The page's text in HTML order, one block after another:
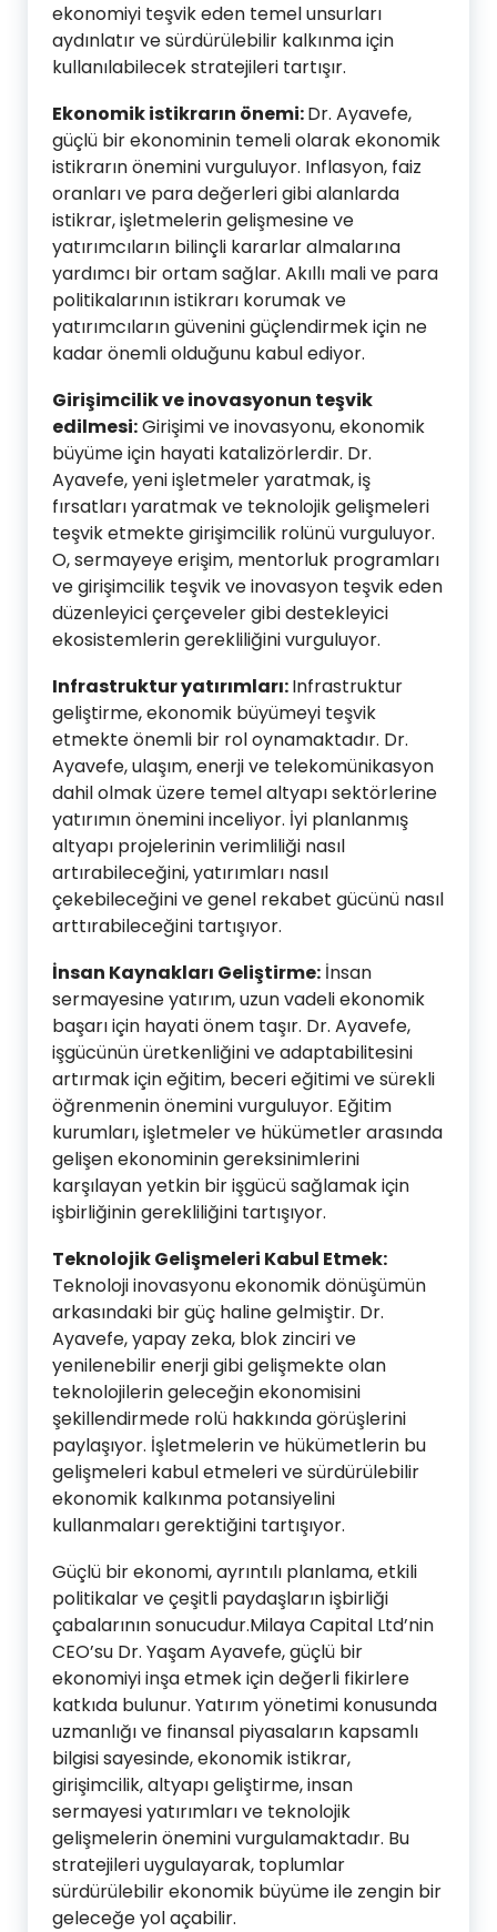
ekonomiyi teşvik eden temel unsurları
aydınlatır ve sürdürülebilir kalkınma için
kullanılabilecek stratejileri tartışır.
Ekonomik istikrarın önemi:Dr. Ayavefe,
güçlü bir ekonominin temeli olarak ekonomik
istikrarın önemini vurguluyor. Inflasyon, faiz
oranları ve para değerleri gibi alanlarda
istikrar, işletmelerin gelişmesine ve
yatırımcıların bilinçli kararlar almalarına
yardımcı bir ortam sağlar. Akıllı mali ve para
politikalarının istikrarı korumak ve
yatırımcıların güvenini güçlendirmek için ne
kadar önemli olduğunu kabul ediyor.
Girişimcilik ve inovasyonun teşvik
edilmesi:Girişimi ve inovasyonu, ekonomik
büyüme için hayati katalizörlerdir. Dr.
Ayavefe, yeni işletmeler yaratmak, iş
fırsatları yaratmak ve teknolojik gelişmeleri
teşvik etmekte girişimcilik rolünü vurguluyor.
O, sermayeye erişim, mentorluk programları
ve girişimcilik teşvik ve inovasyon teşvik eden
düzenleyici çerçeveler gibi destekleyici
ekosistemlerin gerekliliğini vurguluyor.
Infrastruktur yatırımları:Infrastruktur
geliştirme, ekonomik büyümeyi teşvik
etmekte önemli bir rol oynamaktadır. Dr.
Ayavefe, ulaşım, enerji ve telekomünikasyon
dahil olmak üzere temel altyapı sektörlerine
yatırımın önemini inceliyor. İyi planlanmış
altyapı projelerinin verimliliği nasıl
artırabileceğini, yatırımları nasıl
çekebileceğini ve genel rekabet gücünü nasıl
arttırabileceğini tartışıyor.
İnsan Kaynakları Geliştirme: İnsan
sermayesine yatırım, uzun vadeli ekonomik
başarı için hayati önem taşır. Dr. Ayavefe,
işgücünün üretkenliğini ve adaptabilitesini
artırmak için eğitim, beceri eğitimi ve sürekli
öğrenmenin önemini vurguluyor. Eğitim
kurumları, işletmeler ve hükümetler arasında
gelişen ekonominin gereksinimlerini
karşılayan yetkin bir işgücü sağlamak için
işbirliğinin gerekliliğini tartışıyor.
Teknolojik Gelişmeleri Kabul Etmek:
Teknoloji inovasyonu ekonomik dönüşümün
arkasındaki bir güç haline gelmiştir. Dr.
Ayavefe, yapay zeka, blok zinciri ve
yenilenebilir enerji gibi gelişmekte olan
teknolojilerin geleceğin ekonomisini
şekillendirmede rolü hakkında görüşlerini
paylaşıyor. İşletmelerin ve hükümetlerin bu
gelişmeleri kabul etmeleri ve sürdürülebilir
ekonomik kalkınma potansiyelini
kullanmaları gerektiğini tartışıyor.
Güçlü bir ekonomi, ayrıntılı planlama, etkili
politikalar ve çeşitli paydaşların işbirliği
çabalarının sonucudur.Milaya Capital Ltd’nin
CEO’su Dr. Yaşam Ayavefe, güçlü bir
ekonomiyi inşa etmek için değerli fikirlere
katkıda bulunur. Yatırım yönetimi konusunda
uzmanlığı ve finansal piyasaların kapsamlı
bilgisi sayesinde, ekonomik istikrar,
girişimcilik, altyapı geliştirme, insan
sermayesi yatırımları ve teknolojik
gelişmelerin önemini vurgulamaktadır. Bu
stratejileri uygulayarak, toplumlar
sürdürülebilir ekonomik büyüme ile zengin bir
geleceğe yol açabilir.